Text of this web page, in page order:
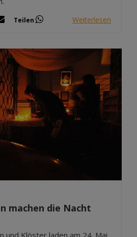
Teilen Weiterlesen
machen die Nacht
und Klöster laden am 24. Mai